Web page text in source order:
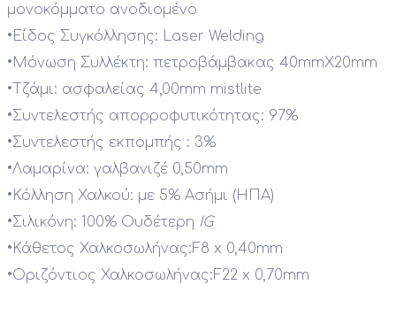
μονοκόμματο ανοδιομένο
• Είδος Συγκόλλησης: Laser Welding
•Μόνωση Συλλέκτη: πετροβάμβακας 40mmX20mm
• Τζάμι: ασφαλείας 4,00mm mistlite
•Συντελεστής απορροφυτικότητας: 97%
•Συντελεστής εκπομπής : 3%
•Λαμαρίνα: γαλβανιζέ 0,50mm
• Κόλληση Χαλκού: με 5% Ασήμι (ΗΠΑ)
•Σιλικόνη: 100% Ουδέτερη IG
• Κάθετος Χαλκοσωλήνας:F8 x 0,40mm
•Οριζόντιος Χαλκοσωλήνας:F22 x 0,70mm